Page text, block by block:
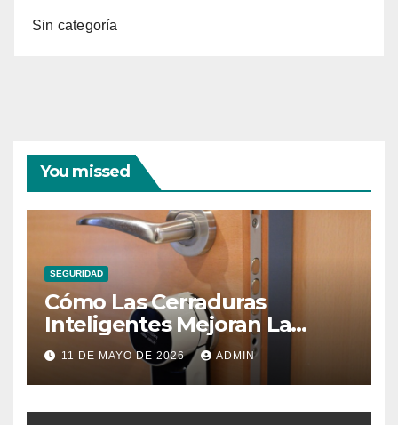
Sin categoría
You missed
SEGURIDAD
Cómo Las Cerraduras
Inteligentes Mejoran La
Seguridad Del Hogar
11 DE MAYO DE 2026 ADMIN